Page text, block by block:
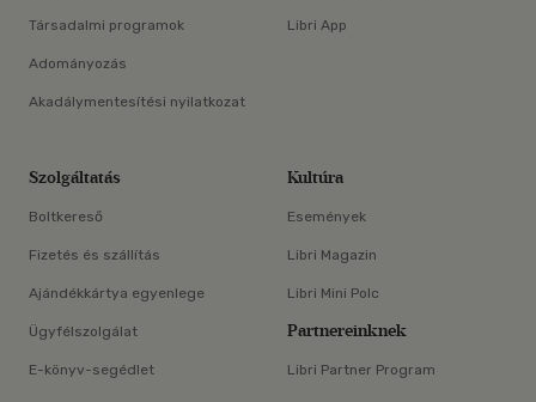
Társadalmi programok
Adományozás
Akadálymentesítési nyilatkozat
Libri App
Szolgáltatás
Boltkereső
Fizetés és szállítás
Ajándékkártya egyenlege
Ügyfélszolgálat
E-könyv-segédlet
Kultúra
Események
Libri Magazin
Libri Mini Polc
Partnereinknek
Libri Partner Program